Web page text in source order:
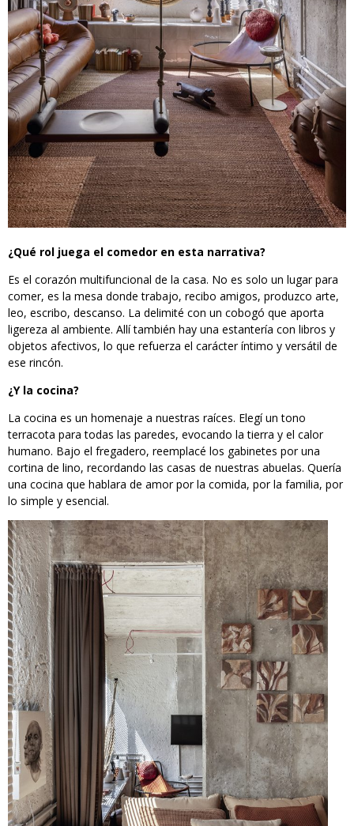
¿Qué rol juega el comedor en esta narrativa?
Es el corazón multifuncional de la casa. No es solo un lugar para
comer, es la mesa donde trabajo, recibo amigos, produzco arte,
leo, escribo, descanso. La delimité con un cobogó que aporta
ligereza al ambiente. Allí también hay una estantería con libros y
objetos afectivos, lo que refuerza el carácter íntimo y versátil de
ese rincón.
¿Y la cocina?
La cocina es un homenaje a nuestras raíces. Elegí un tono
terracota para todas las paredes, evocando la tierra y el calor
humano. Bajo el fregadero, reemplacé los gabinetes por una
cortina de lino, recordando las casas de nuestras abuelas. Quería
una cocina que hablara de amor por la comida, por la familia, por
lo simple y esencial.